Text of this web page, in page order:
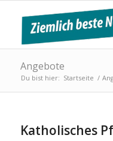
Angebote
Du bist hier: Startseite /
Katholisches